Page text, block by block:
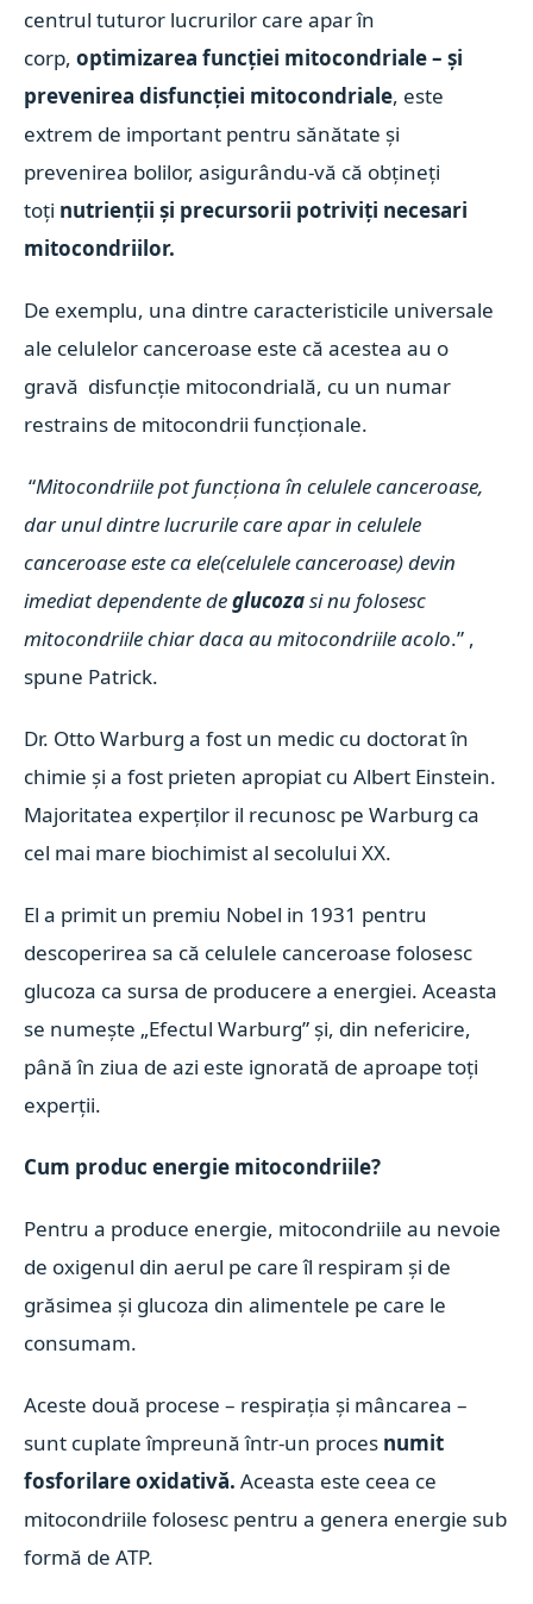
centrul tuturor lucrurilor care apar în
corp,optimizarea funcției mitocondriale – și
prevenirea disfuncției mitocondriale, este
extrem de important pentru sănătate și
prevenirea bolilor, asigurându-vă că obțineți
toți nutrienții și precursorii potriviți necesari
mitocondriilor.
De exemplu, una dintre caracteristicile universale
ale celulelor canceroase este că acestea au o
gravă disfuncție mitocondrială, cu un numar
restrains de mitocondrii funcționale.
“Mitocondriile pot funcționa în celulele canceroase,
dar unul dintre lucrurile care apar in celulele
canceroase este ca ele(celulele canceroase) devin
imediat dependente deglucozasi nu folosesc
mitocondriile chiar daca au mitocondriile acolo.” ,
spune Patrick.
Dr. Otto Warburg a fost un medic cu doctorat în
chimie și a fost prieten apropiat cu Albert Einstein.
Majoritatea experților il recunosc pe Warburg ca
cel mai mare biochimist al secolului XX.
El a primit un premiu Nobel in 1931 pentru
descoperirea sa că celulele canceroase folosesc
glucoza ca sursa de producere a energiei. Aceasta
se numește „Efectul Warburg” și, din nefericire,
până în ziua de azi este ignorată de aproape toți
experții.
Cum produc energie mitocondriile?
Pentru a produce energie, mitocondriile au nevoie
de oxigenul din aerul pe care îl respiram și de
grăsimea și glucoza din alimentele pe care le
consumam.
Aceste două procese – respirația și mâncarea –
sunt cuplate împreună într-un proces numit
fosforilare oxidativă. Aceasta este ceea ce
mitocondriile folosesc pentru a genera energie sub
formă de ATP.